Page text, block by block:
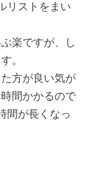
リストをまい
楽ですが、し
。
方が良い気が
間かかるので
間が長くなっ